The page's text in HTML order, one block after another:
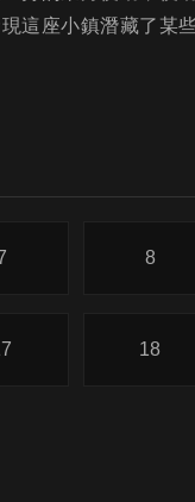
這座小鎮潛藏了某
8
18